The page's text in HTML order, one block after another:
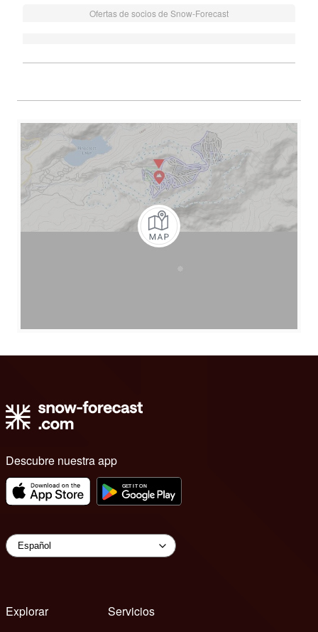
Ofertas de socios de Snow-Forecast
Descubre nuestra app
Explorar
Servicios